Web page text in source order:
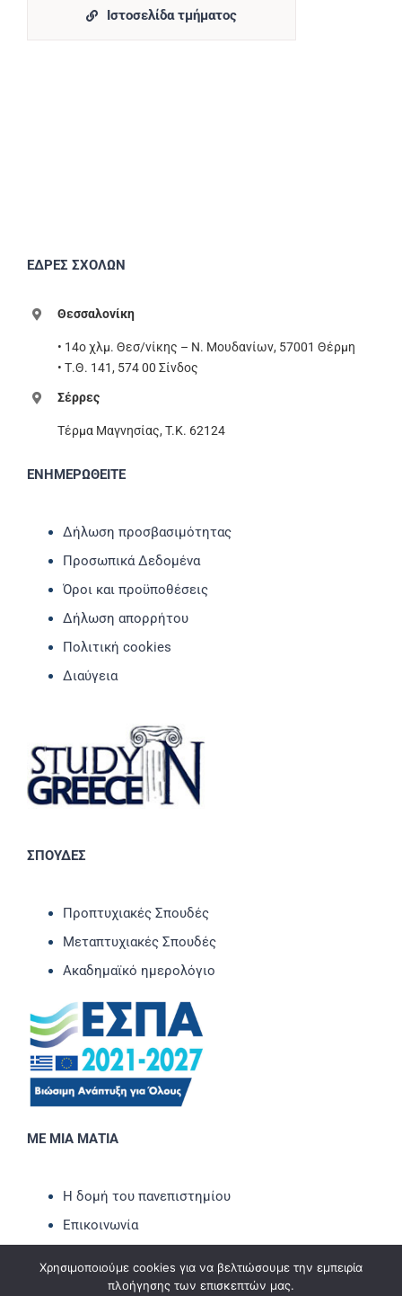
Ιστοσελίδα τμήματος
ΕΔΡΕΣ ΣΧΟΛΩΝ
Θεσσαλονίκη
• 14ο χλμ. Θεσ/νίκης – Ν. Μουδανίων, 57001 Θέρμη
• Τ.Θ. 141, 574 00 Σίνδος
Σέρρες
Τέρμα Μαγνησίας, T.K. 62124
ΕΝΗΜΕΡΩΘΕΙΤΕ
Δήλωση προσβασιμότητας
Προσωπικά Δεδομένα
Όροι και προϋποθέσεις
Δήλωση απορρήτου
Πολιτική cookies
Διαύγεια
ΣΠΟΥΔΕΣ
Προπτυχιακές Σπουδές
Μεταπτυχιακές Σπουδές
Ακαδημαϊκό ημερολόγιο
ΜΕ ΜΙΑ ΜΑΤΙΑ
Η δομή του πανεπιστημίου
Επικοινωνία
Εκδηλώσεις
Χρησιμοποιούμε cookies για να βελτιώσουμε την εμπειρία
πλοήγησης των επισκεπτών μας.